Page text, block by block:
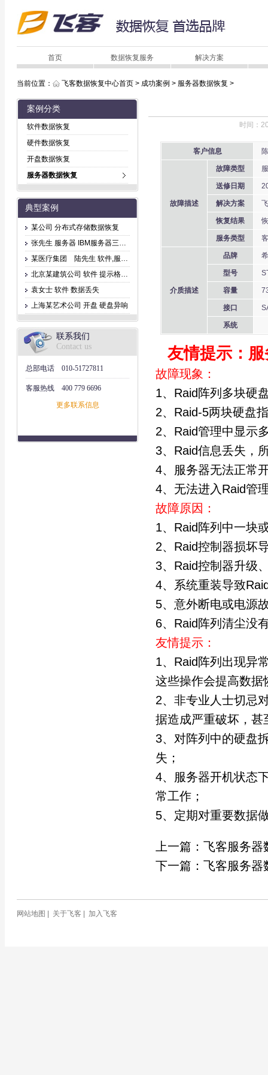
首页 数据恢复服务 解决方案
当前位置： 飞客数据恢复中心首页 > 成功案例 > 服务器数据恢复 >
案例分类
软件数据恢复
硬件数据恢复
开盘数据恢复
服务器数据恢复
典型案例
某公司 分布式存储数据恢复
张先生 服务器 IBM服务器三块盘坏，无法访问
某医疗集团 陆先生 软件,服务器 文件删除
北京某建筑公司 软件 提示格式化
袁女士 软件 数据丢失
上海某艺术公司 开盘 硬盘异响
联系我们
Contact us
总部电话 010-51727811
客服热线
400 779 6696
更多联系信息
时间：
客户信息
故障描述
故障类型
送修日期
解决方案
恢复结果
服务类型
介质描述
品牌
型号
容量
接口
系统
友情提示：
故障现象：
1、Raid阵列多块硬
2、Raid-5两块硬盘
2、Raid管理中显示
3、Raid信息丢失，
4、服务器无法正常
4、无法进入Raid管
故障原因：
1、Raid阵列中一块
2、Raid控制器损坏
3、Raid控制器升级
4、系统重装导致
5、意外断电或电源
6、Raid阵列清尘没
友情提示：
1、Raid阵列出现异
这些操作会提高数据
2、非专业人士切忌
据造成严重破坏，甚
3、对阵列中的硬盘
失；
4、服务器开机状态
常工作；
5、定期对重要数据
上一篇： 飞客服务器
下一篇： 飞客服务器
网站地图 关于飞客 加入飞客